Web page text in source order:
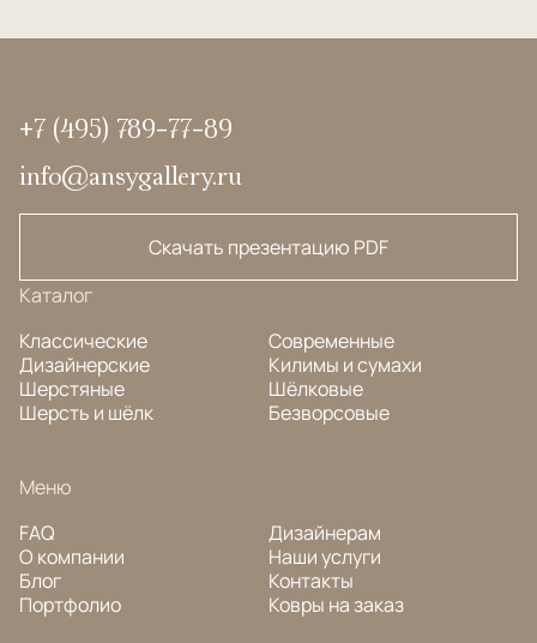
+7 (495) 789-77-89
info@ansygallery.ru
Скачать презентацию PDF
Каталог
Классические
Дизайнерские
Шерстяные
Шерсть и шёлк
Современные
Килимы и сумахи
Шёлковые
Безворсовые
Меню
FAQ
О компании
Блог
Портфолио
Дизайнерам
Наши услуги
Контакты
Ковры на заказ